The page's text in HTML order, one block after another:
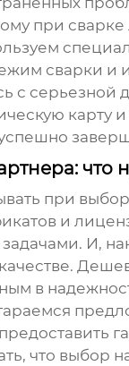
при
сварки и
с
карту
что
при
и
И,
в
что выбор